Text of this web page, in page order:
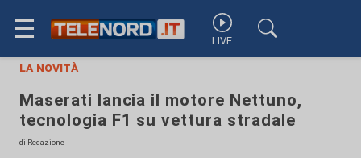
☰ LIVE
la novità
Maserati lancia il motore Nettuno,
tecnologia F1 su vettura stradale
di Redazione